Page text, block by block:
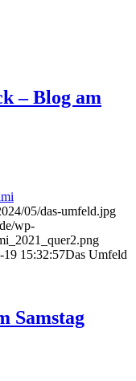
– Blog am
05/das-umfeld.jpg
wp-
19 15:32:57Das Umfeld
Samstag